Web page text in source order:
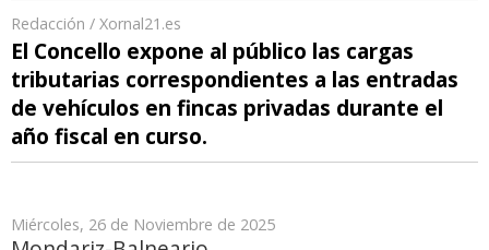
Redacción / Xornal21.es
El Concello expone al público las cargas
tributarias correspondientes a las entradas
de vehículos en fincas privadas durante el
año fiscal en curso.
Miércoles, 26 de Noviembre de 2025